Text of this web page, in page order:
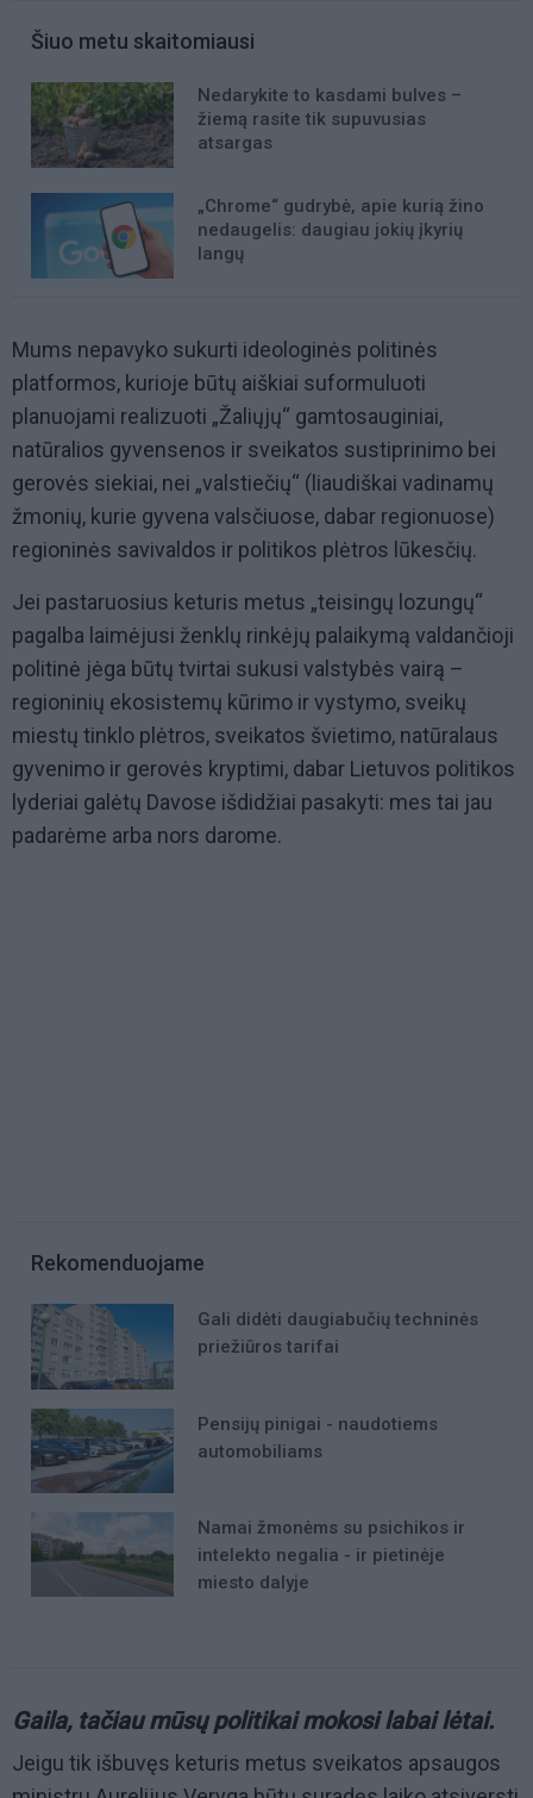
Šiuo metu skaitomiausi
Nedarykite to kasdami bulves –
žiemą rasite tik supuvusias
atsargas
„Chrome“ gudrybė, apie kurią žino
nedaugelis: daugiau jokių įkyrių
langų
Mums nepavyko sukurti ideologinės politinės
platformos, kurioje būtų aiškiai suformuluoti
planuojami realizuoti „Žaliųjų“ gamtosauginiai,
natūralios gyvensenos ir sveikatos sustiprinimo bei
gerovės siekiai, nei „valstiečių“ (liaudiškai vadinamų
žmonių, kurie gyvena valsčiuose, dabar regionuose)
regioninės savivaldos ir politikos plėtros lūkesčių.
Jei pastaruosius keturis metus „teisingų lozungų“
pagalba laimėjusi ženklų rinkėjų palaikymą valdančioji
politinė jėga būtų tvirtai sukusi valstybės vairą –
regioninių ekosistemų kūrimo ir vystymo, sveikų
miestų tinklo plėtros, sveikatos švietimo, natūralaus
gyvenimo ir gerovės kryptimi, dabar Lietuvos politikos
lyderiai galėtų Davose išdidžiai pasakyti: mes tai jau
padarėme arba nors darome.
Rekomenduojame
Gali didėti daugiabučių techninės
priežiūros tarifai
Pensijų pinigai - naudotiems
automobiliams
Namai žmonėms su psichikos ir
intelekto negalia - ir pietinėje
miesto dalyje
Gaila, tačiau mūsų politikai mokosi labai lėtai.
Jeigu tik išbuvęs keturis metus sveikatos apsaugos